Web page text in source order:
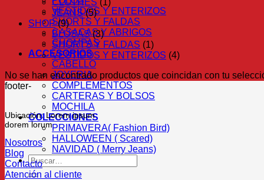
VESTIDOS Y ENTERIZOS
SHORTS Y FALDAS
CASACAS Y ABRIGOS
CHOMPAS
ACCESORIOS
CABELLO
JOYERIA
COMPLEMENTOS
CARTERAS Y BOLSOS
MOCHILA
COLECCIONES
PRIMAVERA( Fashion Bird)
HALLOWEEN ( Scared)
NAVIDAD ( Merry Jeans)
Buscar
por:
CLOTHES (1)
JEANS (5)
SHOP (9)
BLUSAS (3)
SHORTS Y FALDAS (1)
VESTIDOS Y ENTERIZOS (4)
No se han encontrado productos que coincidan con tu
footer-
Ubicación: Lorem ipsum
dorem lorum
Nosotros
Blog
Contacto
Atención al cliente